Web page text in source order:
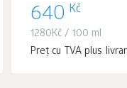
640 Kč
1280Kč/ 100 ml
Preț cu TVA plus